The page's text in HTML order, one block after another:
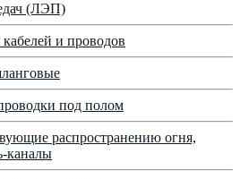
(ЛЭП)
и проводов
под полом
распространению огня,
каналы